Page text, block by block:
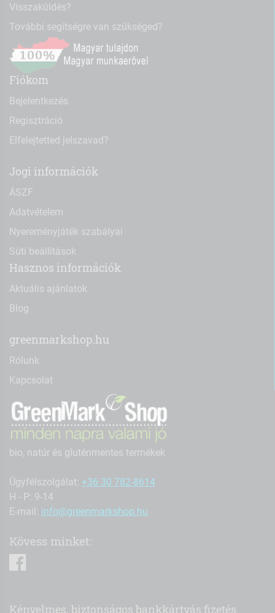
Visszaküldés?
További segítségre van szükséged?
Fiókom
Bejelentkezés
Regisztráció
Elfelejtetted jelszavad?
Jogi információk
ÁSZF
Adatvételem
Nyereményjáték szabályai
Süti beállítások
Hasznos információk
Aktuális ajánlatok
Blog
greenmarkshop.hu
Rólunk
Kapcsolat
bio, natúr és gluténmentes termékek
Ügyfélszolgálat: +36 30 782-8614
H - P: 9-14
E-mail: info@greenmarkshop.hu
Kövess minket:
Kényelmes, biztonságos bankkártyás fizetés